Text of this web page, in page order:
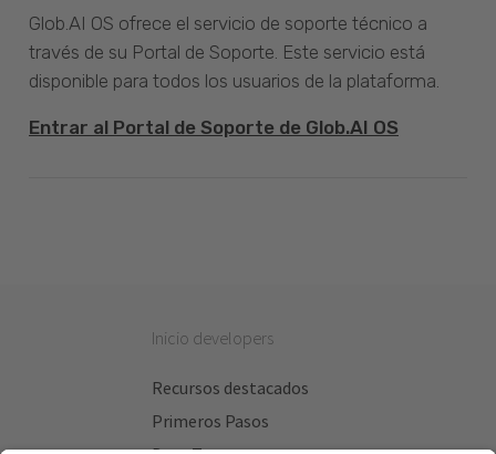
Glob.AI OS ofrece el servicio de soporte técnico a
través de su Portal de Soporte. Este servicio está
disponible para todos los usuarios de la plataforma.
Entrar al Portal de Soporte de Glob.AI OS
Inicio developers
Recursos destacados
Primeros Pasos